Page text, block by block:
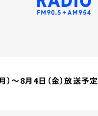
）～8月4日（金）放送予定